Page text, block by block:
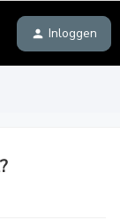
Inloggen